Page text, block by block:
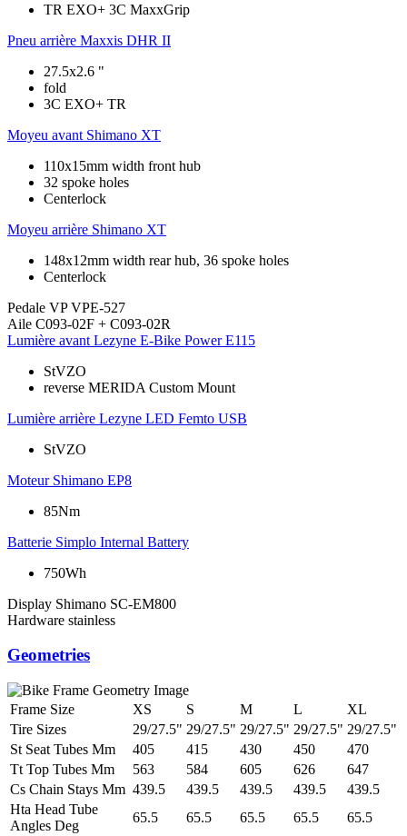
TR EXO+ 3C MaxxGrip
Pneu arrière Maxxis DHR II
27.5x2.6 "
fold
3C EXO+ TR
Moyeu avant Shimano XT
110x15mm width front hub
32 spoke holes
Centerlock
Moyeu arrière Shimano XT
148x12mm width rear hub, 36 spoke holes
Centerlock
Pedale VP VPE-527
Aile C093-02F + C093-02R
Lumière avant Lezyne E-Bike Power E115
StVZO
reverse MERIDA Custom Mount
Lumière arrière Lezyne LED Femto USB
StVZO
Moteur Shimano EP8
85Nm
Batterie Simplo Internal Battery
750Wh
Display Shimano SC-EM800
Hardware stainless
Geometries
Frame Size XS S M L
XL
Tire Sizes
29/27.5" 29/27.5" 29/27.5" 29/27.5" 29/27.5"
St Seat Tubes Mm
405 415 430 450
470
Tt Top Tubes Mm
563 584 605 626
647
Cs Chain Stays Mm 439.5 439.5 439.5 439.5
439.5
Hta Head Tube
Angles Deg
65.5 65.5 65.5 65.5
65.5